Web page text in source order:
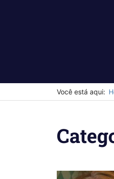
Você está aqui: